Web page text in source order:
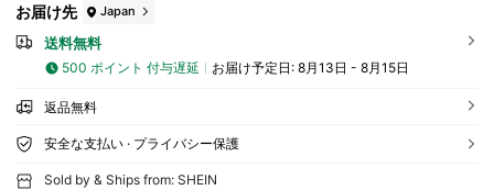
お届け先 Japan
送料無料
500 ポイント 付与遅延 お届け予定日: 8月13日 - 8月15日
返品無料
安全な支払い · プライバシー保護
Sold by & Ships from: SHEIN